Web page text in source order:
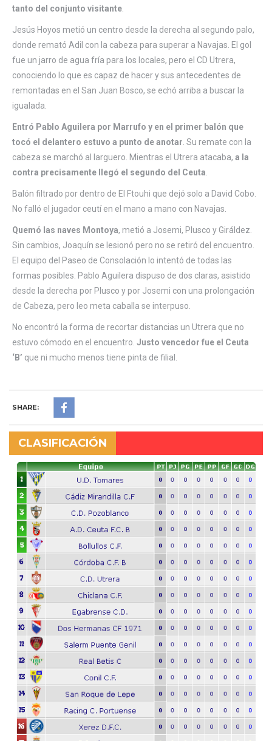
tanto del conjunto visitante
Jesús Hoyos metió un centro desde la derecha al segundo palo,
donde remató Adil con la cabeza para superar a Navajas. El gol
fue un jarro de agua fría para los locales, pero el CD Utrera,
conociendo lo que es capaz de hacer y sus antecedentes de
remontadas en el San Juan Bosco, se echó arriba a buscar la
igualada.
Entró Pablo Aguilera por Marrufo y en el primer balón que
tocó el delantero estuvo a punto de anotar . Su remate con la
cabeza se marchó al larguero. Mientras el Utrera atacaba, a la
contra precisamente llegó el segundo del Ceuta
Balón filtrado por dentro de El Ftouhi que dejó solo a David Cobo.
No falló el jugador ceutí en el mano a mano con Navajas.
Quemó las naves Montoya, metió a Josemi, Plusco y Giráldez.
Sin cambios, Joaquín se lesionó pero no se retiró del encuentro.
El equipo del Paseo de Consolación lo intentó de todas las
formas posibles. Pablo Aguilera dispuso de dos claras, asistido
desde la derecha por Plusco y por Josemi con una prolongación
de Cabeza, pero leo meta caballa se interpuso.
No encontró la forma de recortar distancias un Utrera que no
estuvo cómodo en el encuentro. Justo vencedor fue el Ceuta
‘B’ que ni mucho menos tiene pinta de filial.
SHARE:
CLASIFICACIÓN